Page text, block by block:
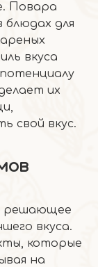
Повара
для
вкуса
их
свой вкус.
решающее
вкуса.
которые
на